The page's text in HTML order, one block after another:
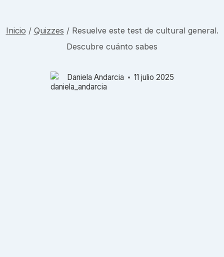
Inicio / Quizzes / Resuelve este test de cultural general.
Descubre cuánto sabes
Daniela Andarcia 11 julio 2025